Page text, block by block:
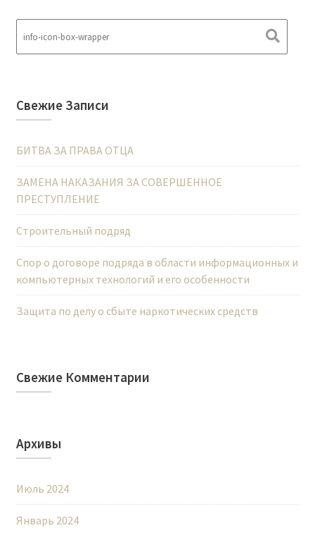
Свежие Записи
БИТВА ЗА ПРАВА ОТЦА
ЗАМЕНА НАКАЗАНИЯ ЗА СОВЕРШЕННОЕ
ПРЕСТУПЛЕНИЕ
Строительный подряд
Спор о договоре подряда в области информационных и
компьютерных технологий и его особенности
Защита по делу о сбыте наркотических средств
Свежие Комментарии
Архивы
Июль 2024
Январь 2024